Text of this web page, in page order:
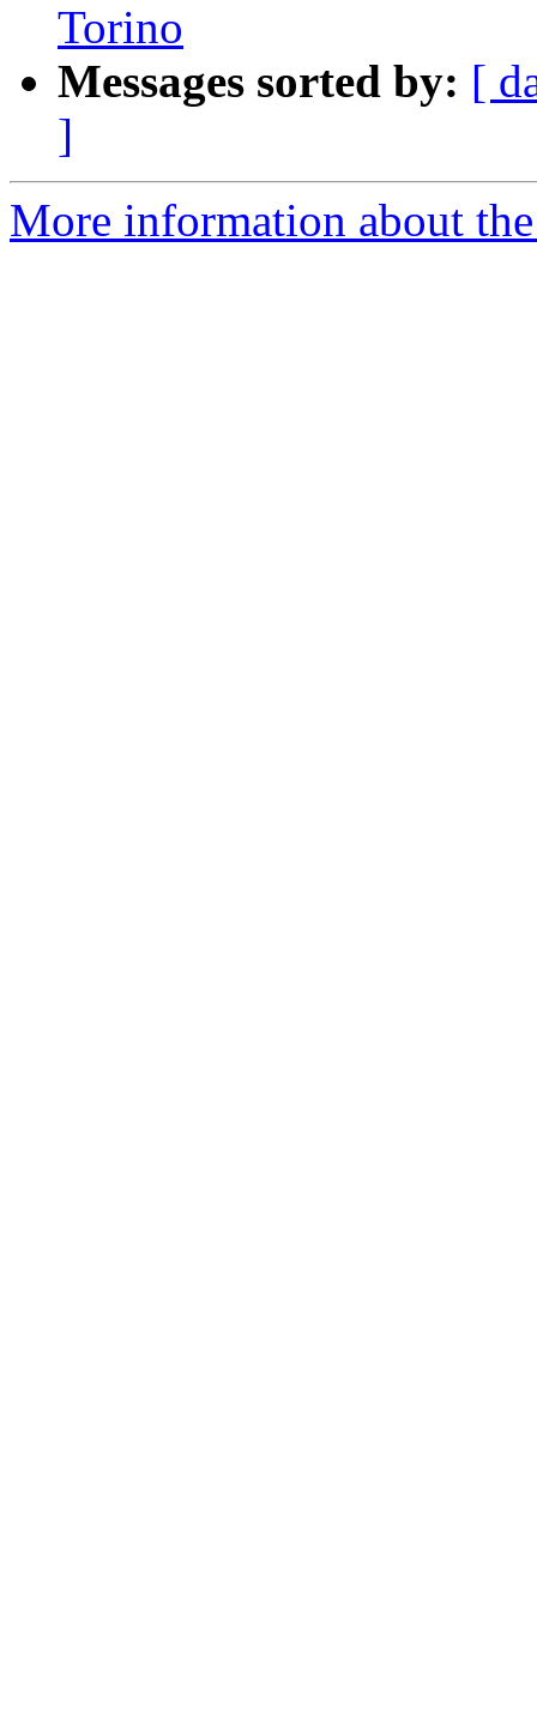
Torino
Messages sorted by: [
]
More information about